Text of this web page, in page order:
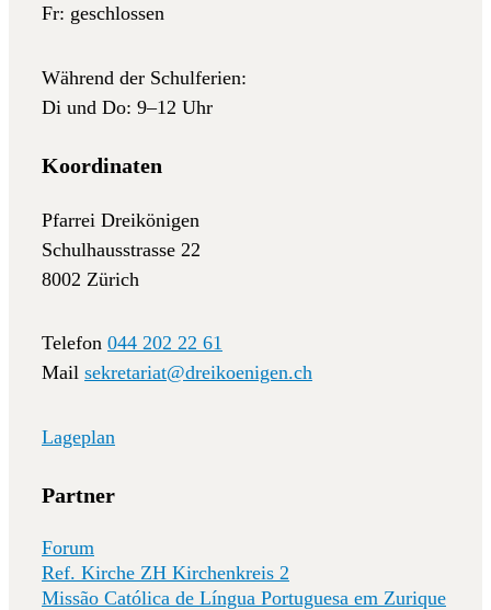
Fr: geschlossen
Während der Schulferien:
Di und Do: 9–12 Uhr
Koordinaten
Pfarrei Dreikönigen
Schulhausstrasse 22
8002 Zürich
Telefon 044 202 22 61
Mail sekretariat@dreikoenigen.ch
Lageplan
Partner
Forum
Ref. Kirche ZH Kirchenkreis 2
Missão Católica de Língua Portuguesa em Zurique